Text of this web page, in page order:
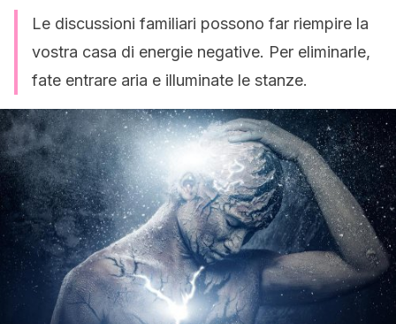
Le discussioni familiari possono far riempire la
vostra casa di energie negative. Per eliminarle,
fate entrare aria e illuminate le stanze.